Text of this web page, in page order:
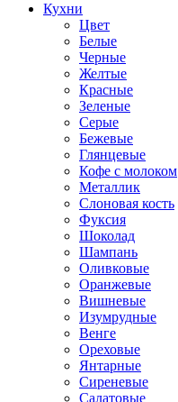
Кухни
Цвет
Белые
Черные
Желтые
Красные
Зеленые
Серые
Бежевые
Глянцевые
Кофе с молоком
Металлик
Слоновая кость
Фуксия
Шоколад
Шампань
Оливковые
Оранжевые
Вишневые
Изумрудные
Венге
Ореховые
Янтарные
Сиреневые
Салатовые